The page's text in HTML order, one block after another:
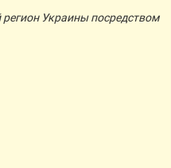
Украины посредством